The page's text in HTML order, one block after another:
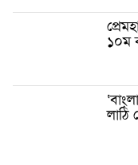
১০ম
লাঠি